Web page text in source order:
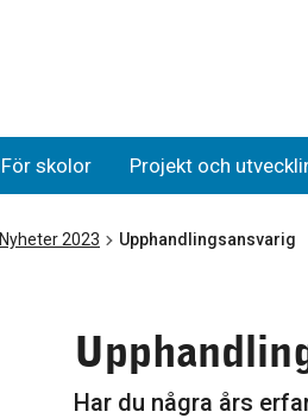
För skolor Projekt och
Nyheter 2023 Upphandlingsansvarig
Har du några års